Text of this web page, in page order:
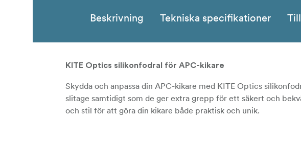
Beskrivning Tekniska specifikationer
KITE Optics silikonfodral för APC-kikare
Skydda och anpassa din APC-kikare med KITE Optics
slitage samtidigt som de ger extra grepp för ett säkert och
och stil för att göra din kikare både praktisk och unik.